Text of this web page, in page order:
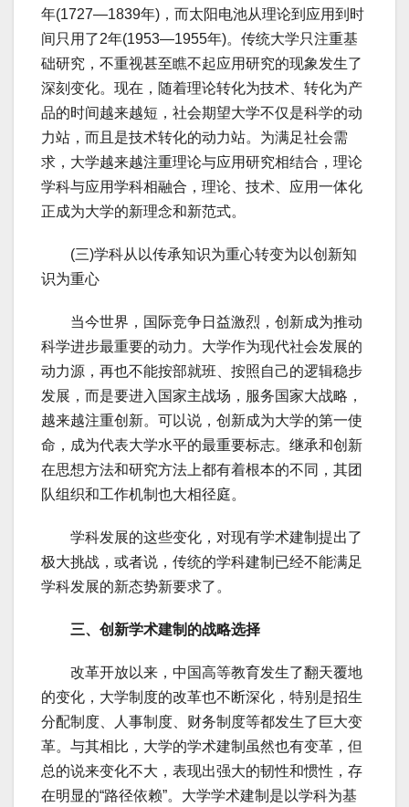
年(1727—1839年)，而太阳电池从理论到应用到时
间只用了2年(1953—1955年)。传统大学只注重基
础研究，不重视甚至瞧不起应用研究的现象发生了
深刻变化。现在，随着理论转化为技术、转化为产
品的时间越来越短，社会期望大学不仅是科学的动
力站，而且是技术转化的动力站。为满足社会需
求，大学越来越注重理论与应用研究相结合，理论
学科与应用学科相融合，理论、技术、应用一体化
正成为大学的新理念和新范式。
(三)学科从以传承知识为重心转变为以创新知
识为重心
当今世界，国际竞争日益激烈，创新成为推动
科学进步最重要的动力。大学作为现代社会发展的
动力源，再也不能按部就班、按照自己的逻辑稳步
发展，而是要进入国家主战场，服务国家大战略，
越来越注重创新。可以说，创新成为大学的第一使
命，成为代表大学水平的最重要标志。继承和创新
在思想方法和研究方法上都有着根本的不同，其团
队组织和工作机制也大相径庭。
学科发展的这些变化，对现有学术建制提出了
极大挑战，或者说，传统的学科建制已经不能满足
学科发展的新态势新要求了。
三、创新学术建制的战略选择
改革开放以来，中国高等教育发生了翻天覆地
的变化，大学制度的改革也不断深化，特别是招生
分配制度、人事制度、财务制度等都发生了巨大变
革。与其相比，大学的学术建制虽然也有变革，但
总的说来变化不大，表现出强大的韧性和惯性，存
在明显的“路径依赖”。大学学术建制是以学科为基